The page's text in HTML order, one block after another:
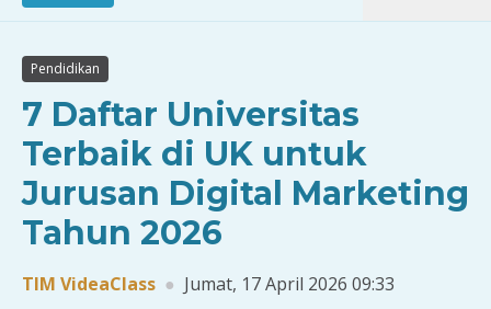
KESEHATAN
PENDIDIKAN
SOSIAL
TUTORIAL
Pendidikan
7 Daftar Universitas
Terbaik di UK untuk
Jurusan Digital Marketing
Tahun 2026
TIM VideaClass ● Jumat, 17 April 2026 09:33